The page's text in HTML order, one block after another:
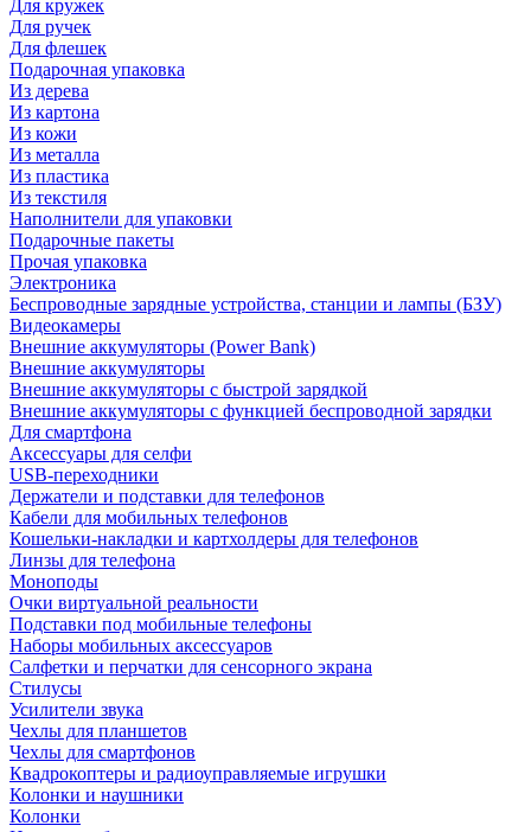
Для кружек
Для ручек
Для флешек
Подарочная упаковка
Из дерева
Из картона
Из кожи
Из металла
Из пластика
Из текстиля
Наполнители для упаковки
Подарочные пакеты
Прочая упаковка
Электроника
Беспроводные зарядные устройства, станции и лампы (БЗУ)
Видеокамеры
Внешние аккумуляторы (Power Bank)
Внешние аккумуляторы
Внешние аккумуляторы с быстрой зарядкой
Внешние аккумуляторы с функцией беспроводной зарядки
Для смартфона
Аксессуары для селфи
USB-переходники
Держатели и подставки для телефонов
Кабели для мобильных телефонов
Кошельки-накладки и картхолдеры для телефонов
Линзы для телефона
Моноподы
Очки виртуальной реальности
Подставки под мобильные телефоны
Наборы мобильных аксессуаров
Салфетки и перчатки для сенсорного экрана
Стилусы
Усилители звука
Чехлы для планшетов
Чехлы для смартфонов
Квадрокоптеры и радиоуправляемые игрушки
Колонки и наушники
Колонки